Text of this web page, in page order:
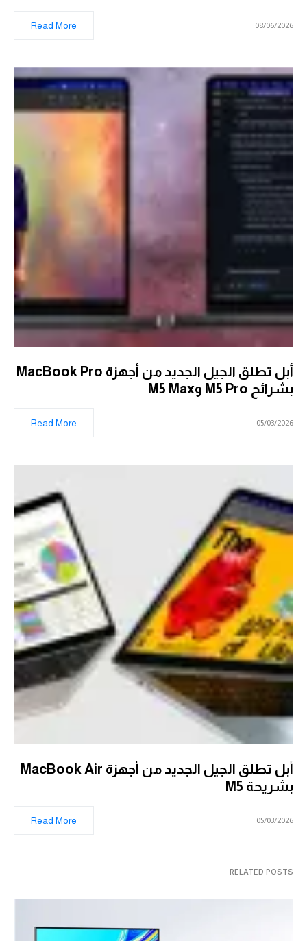
08/06/2026
Read More
أبل تطلق الجيل الجديد من أجهزة MacBook Pro
بشرائح M5 Pro وM5 Max
05/03/2026
Read More
أبل تطلق الجيل الجديد من أجهزة MacBook Air
بشريحة M5
05/03/2026
Read More
RELATED POSTS